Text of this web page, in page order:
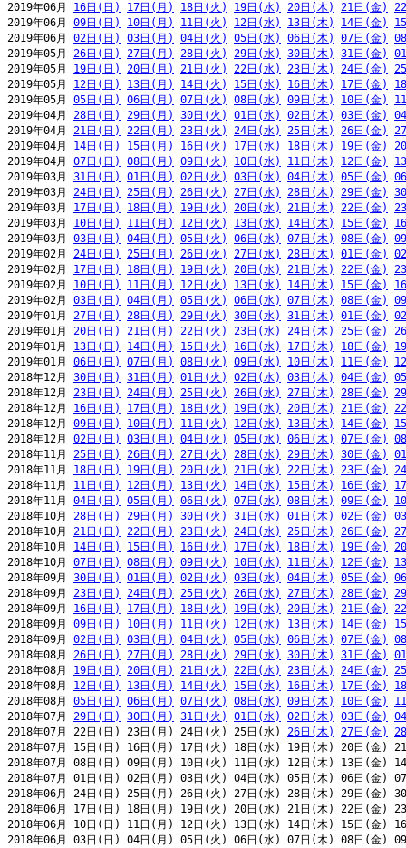
2019年06月 16日(日) 17日(月) 18日(火) 19日(水) 20日(木) 21日(金)
2019年06月 09日(日) 10日(月) 11日(火) 12日(水) 13日(木) 14日(金)
2019年06月 02日(日) 03日(月) 04日(火) 05日(水) 06日(木) 07日(金)
2019年05月 26日(日) 27日(月) 28日(火) 29日(水) 30日(木) 31日(金)
2019年05月 19日(日) 20日(月) 21日(火) 22日(水) 23日(木) 24日(金)
2019年05月 12日(日) 13日(月) 14日(火) 15日(水) 16日(木) 17日(金)
2019年05月 05日(日) 06日(月) 07日(火) 08日(水) 09日(木) 10日(金)
2019年04月 28日(日) 29日(月) 30日(火) 01日(水) 02日(木) 03日(金)
2019年04月 21日(日) 22日(月) 23日(火) 24日(水) 25日(木) 26日(金)
2019年04月 14日(日) 15日(月) 16日(火) 17日(水) 18日(木) 19日(金)
2019年04月 07日(日) 08日(月) 09日(火) 10日(水) 11日(木) 12日(金)
2019年03月 31日(日) 01日(月) 02日(火) 03日(水) 04日(木) 05日(金)
2019年03月 24日(日) 25日(月) 26日(火) 27日(水) 28日(木) 29日(金)
2019年03月 17日(日) 18日(月) 19日(火) 20日(水) 21日(木) 22日(金)
2019年03月 10日(日) 11日(月) 12日(火) 13日(水) 14日(木) 15日(金)
2019年03月 03日(日) 04日(月) 05日(火) 06日(水) 07日(木) 08日(金)
2019年02月 24日(日) 25日(月) 26日(火) 27日(水) 28日(木) 01日(金)
2019年02月 17日(日) 18日(月) 19日(火) 20日(水) 21日(木) 22日(金)
2019年02月 10日(日) 11日(月) 12日(火) 13日(水) 14日(木) 15日(金)
2019年02月 03日(日) 04日(月) 05日(火) 06日(水) 07日(木) 08日(金)
2019年01月 27日(日) 28日(月) 29日(火) 30日(水) 31日(木) 01日(金)
2019年01月 20日(日) 21日(月) 22日(火) 23日(水) 24日(木) 25日(金)
2019年01月 13日(日) 14日(月) 15日(火) 16日(水) 17日(木) 18日(金)
2019年01月 06日(日) 07日(月) 08日(火) 09日(水) 10日(木) 11日(金)
2018年12月 30日(日) 31日(月) 01日(火) 02日(水) 03日(木) 04日(金)
2018年12月 23日(日) 24日(月) 25日(火) 26日(水) 27日(木) 28日(金)
2018年12月 16日(日) 17日(月) 18日(火) 19日(水) 20日(木) 21日(金)
2018年12月 09日(日) 10日(月) 11日(火) 12日(水) 13日(木) 14日(金)
2018年12月 02日(日) 03日(月) 04日(火) 05日(水) 06日(木) 07日(金)
2018年11月 25日(日) 26日(月) 27日(火) 28日(水) 29日(木) 30日(金)
2018年11月 18日(日) 19日(月) 20日(火) 21日(水) 22日(木) 23日(金)
2018年11月 11日(日) 12日(月) 13日(火) 14日(水) 15日(木) 16日(金)
2018年11月 04日(日) 05日(月) 06日(火) 07日(水) 08日(木) 09日(金)
2018年10月 28日(日) 29日(月) 30日(火) 31日(水) 01日(木) 02日(金)
2018年10月 21日(日) 22日(月) 23日(火) 24日(水) 25日(木) 26日(金)
2018年10月 14日(日) 15日(月) 16日(火) 17日(水) 18日(木) 19日(金)
2018年10月 07日(日) 08日(月) 09日(火) 10日(水) 11日(木) 12日(金)
2018年09月 30日(日) 01日(月) 02日(火) 03日(水) 04日(木) 05日(金)
2018年09月 23日(日) 24日(月) 25日(火) 26日(水) 27日(木) 28日(金)
2018年09月 16日(日) 17日(月) 18日(火) 19日(水) 20日(木) 21日(金)
2018年09月 09日(日) 10日(月) 11日(火) 12日(水) 13日(木) 14日(金)
2018年09月 02日(日) 03日(月) 04日(火) 05日(水) 06日(木) 07日(金)
2018年08月 26日(日) 27日(月) 28日(火) 29日(水) 30日(木) 31日(金)
2018年08月 19日(日) 20日(月) 21日(火) 22日(水) 23日(木) 24日(金)
2018年08月 12日(日) 13日(月) 14日(火) 15日(水) 16日(木) 17日(金)
2018年08月 05日(日) 06日(月) 07日(火) 08日(水) 09日(木) 10日(金)
2018年07月 29日(日) 30日(月) 31日(火) 01日(水) 02日(木) 03日(金)
2018年07月 22日(日) 23日(月) 24日(火) 25日(水) 26日(木) 27日(金)
2018年07月 15日(日) 16日(月) 17日(火) 18日(水) 19日(木) 20日(金)
2018年07月 08日(日) 09日(月) 10日(火) 11日(水) 12日(木) 13日(金)
2018年07月 01日(日) 02日(月) 03日(火) 04日(水) 05日(木) 06日(金)
2018年06月 24日(日) 25日(月) 26日(火) 27日(水) 28日(木) 29日(金)
2018年06月 17日(日) 18日(月) 19日(火) 20日(水) 21日(木) 22日(金)
2018年06月 10日(日) 11日(月) 12日(火) 13日(水) 14日(木) 15日(金)
2018年06月 03日(日) 04日(月) 05日(火) 06日(水) 07日(木) 08日(金)